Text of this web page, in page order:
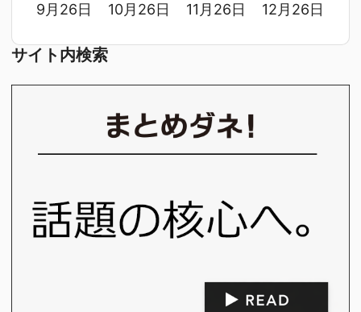
9月26日
10月26日 11月26日 12月26日
サイト内検索